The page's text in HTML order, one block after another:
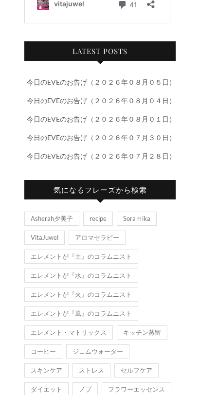
LATEST POSTS
今日のEVEのお告げ（２０２６年０８月０５日）
今日のEVEのお告げ（２０２６年０８月０４日）
今日のEVEのお告げ（２０２６年０８月０１日）
今日のEVEのお告げ（２０２６年０７月３０日）
今日のEVEのお告げ（２０２６年０７月２８日）
気になるフレーズから検索
Asherah夕美子 recipe Soraｍika
VitaJuwel アロマセラピー
エレメントが『土』のコラムニスト
エレメントが『水』のコラムニスト
エレメントが『火』のコラムニスト
エレメントが『風』のコラムニスト
エレメント・マトリックス キッチン蒸留
コーヒー ジェムウォーター
スキンケア ストレス セルフケア
ダイエット ノブ フラワーエッセンス